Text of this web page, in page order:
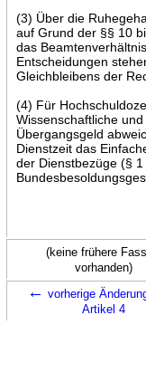
(3) Über die
auf Grund der §§ 10
das
Entscheidungen
Gleichbleibens der
(4) Für
Wissenschaftliche
Übergangsgeld
Dienstzeit das
der Dienstbezüge (§
(keine frühere
vorhanden)
← vorherige
Artikel 4